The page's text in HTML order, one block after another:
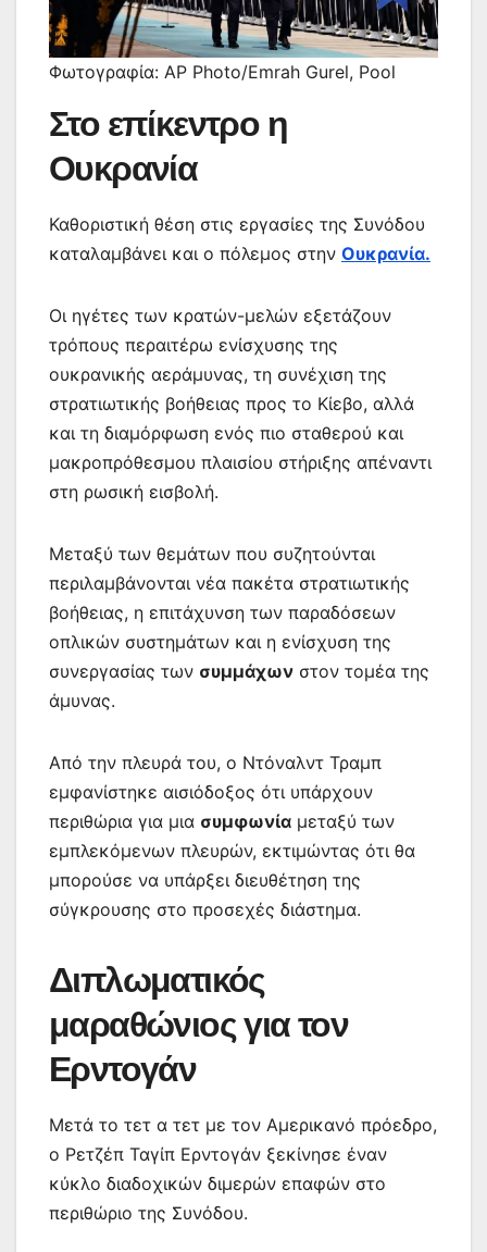
Φωτογραφία: AP Photo/Emrah Gurel, Pool
Στο επίκεντρο η
Ουκρανία
Καθοριστική θέση στις εργασίες της Συνόδου
καταλαμβάνει και ο πόλεμος στην Ουκρανία.
Οι ηγέτες των κρατών-μελών εξετάζουν
τρόπους περαιτέρω ενίσχυσης της
ουκρανικής αεράμυνας, τη συνέχιση της
στρατιωτικής βοήθειας προς το Κίεβο, αλλά
και τη διαμόρφωση ενός πιο σταθερού και
μακροπρόθεσμου πλαισίου στήριξης απέναντι
στη ρωσική εισβολή.
Μεταξύ των θεμάτων που συζητούνται
περιλαμβάνονται νέα πακέτα στρατιωτικής
βοήθειας, η επιτάχυνση των παραδόσεων
οπλικών συστημάτων και η ενίσχυση της
συνεργασίας των συμμάχων στον τομέα της
άμυνας.
Από την πλευρά του, ο Ντόναλντ Τραμπ
εμφανίστηκε αισιόδοξος ότι υπάρχουν
περιθώρια για μια συμφωνία μεταξύ των
εμπλεκόμενων πλευρών, εκτιμώντας ότι θα
μπορούσε να υπάρξει διευθέτηση της
σύγκρουσης στο προσεχές διάστημα.
Διπλωματικός
μαραθώνιος για τον
Ερντογάν
Μετά το τετ α τετ με τον Αμερικανό πρόεδρο,
ο Ρετζέπ Ταγίπ Ερντογάν ξεκίνησε έναν
κύκλο διαδοχικών διμερών επαφών στο
περιθώριο της Συνόδου.